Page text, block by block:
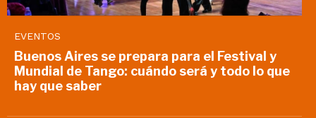
EVENTOS
Buenos Aires se prepara para el Festival y
Mundial de Tango: cuándo será y todo lo que
hay que saber